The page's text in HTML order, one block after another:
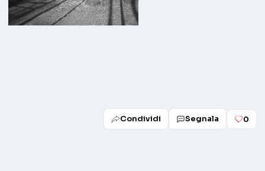
Condividi Segnala 0